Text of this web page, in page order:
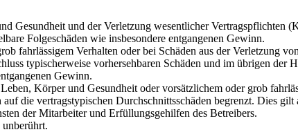
Gesundheit und der Verletzung wesentlicher Vertragspflichten
Folgeschäden wie insbesondere entgangenen Gewinn.
fahrlässigem Verhalten oder bei Schäden aus der Verletzung
typischerweise vorhersehbaren Schäden und im übrigen der
Gewinn.
Körper und Gesundheit oder vorsätzlichem oder grob
die vertragstypischen Durchschnittsschäden begrenzt. Dies
der Mitarbeiter und Erfüllungsgehilfen des Betreibers.